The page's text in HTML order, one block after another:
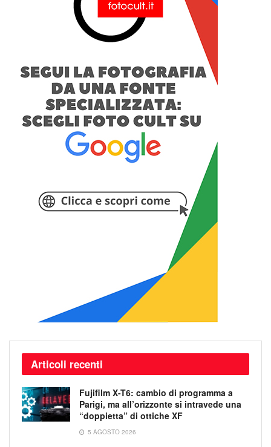
Articoli recenti
Fujifilm X-T6: cambio di programma a
Parigi, ma all’orizzonte si intravede una
“doppietta” di ottiche XF
5 AGOSTO 2026